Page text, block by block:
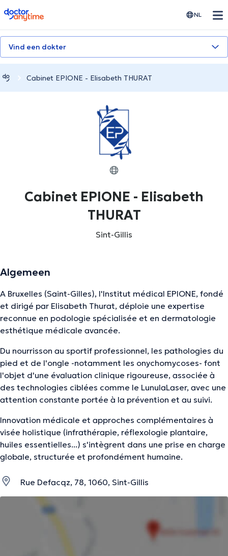
doctoranytime NL
Vind een dokter
Cabinet EPIONE - Elisabeth THURAT
Cabinet EPIONE - Elisabeth
THURAT
Sint-Gillis
Algemeen
A Bruxelles (Saint-Gilles), l'Institut médical EPIONE, fondé
et dirigé par Elisabeth Thurat, déploie une expertise
reconnue en podologie spécialisée et en dermatologie
esthétique médicale avancée.
Du nourrisson au sportif professionnel, les pathologies du
pied et de l'ongle -notamment les onychomycoses- font
l'objet d'une évaluation clinique rigoureuse, associée à
des technologies ciblées comme le LunulaLaser, avec une
attention constante portée à la prévention et au suivi.
Innovation médicale et approches complémentaires à
visée holistique (infrathérapie, réflexologie plantaire,
huiles essentielles...) s'intègrent dans une prise en charge
globale, structurée et profondément humaine.
Rue Defacqz, 78, 1060, Sint-Gillis